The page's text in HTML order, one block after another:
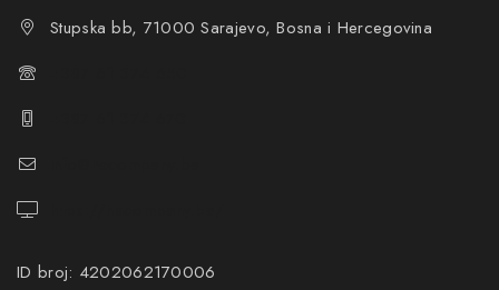
Stupska bb, 71000 Sarajevo, Bosna i Hercegovina
ID broj: 4202062170006